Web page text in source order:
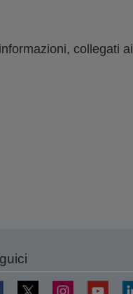
collegati ai